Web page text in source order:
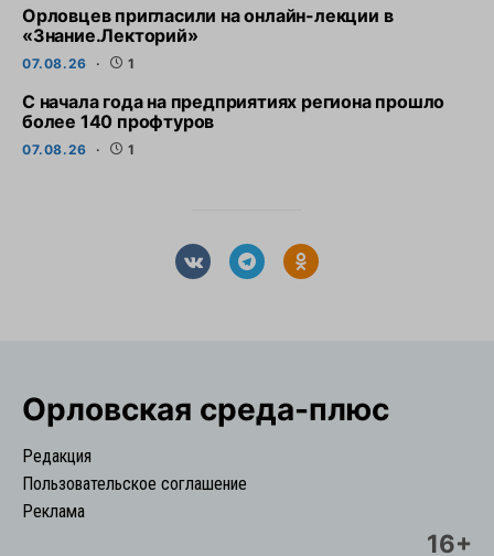
Орловцев пригласили на онлайн-лекции в
«Знание.Лекторий»
07.08.26 1
С начала года на предприятиях региона прошло
более 140 профтуров
07.08.26 1
Орловская cреда-плюс
Редакция
Пользовательское соглашение
Реклама
16+